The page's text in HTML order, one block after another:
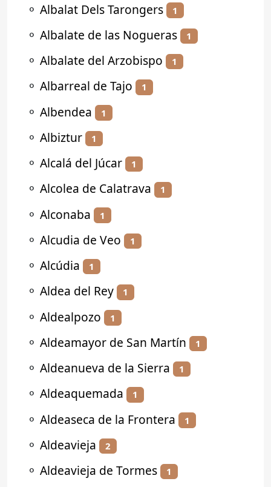
⚬ Albalat Dels Tarongers 1
⚬ Albalate de las Nogueras 1
⚬ Albalate del Arzobispo 1
⚬ Albarreal de Tajo 1
⚬ Albendea 1
⚬ Albiztur 1
⚬ Alcalá del Júcar 1
⚬ Alcolea de Calatrava 1
⚬ Alconaba 1
⚬ Alcudia de Veo 1
⚬ Alcúdia 1
⚬ Aldea del Rey 1
⚬ Aldealpozo 1
⚬ Aldeamayor de San Martín 1
⚬ Aldeanueva de la Sierra 1
⚬ Aldeaquemada 1
⚬ Aldeaseca de la Frontera 1
⚬ Aldeavieja 2
⚬ Aldeavieja de Tormes 1